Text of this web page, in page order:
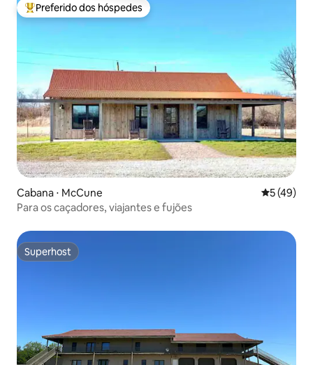
Entre os melhores preferidos dos hóspedes
Preferido dos hóspedes
Cabana ⋅ McCune 5 de uma
5 (49)
Para os caçadores, viajantes e fujões
Superhost
Superhost